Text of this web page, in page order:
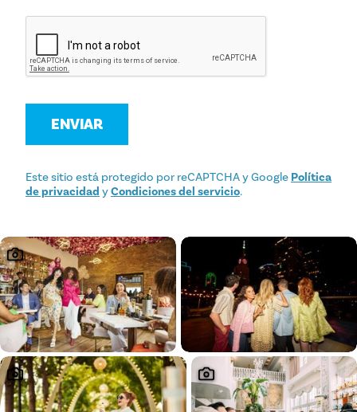
ENVIAR
Este sitio está protegido por reCAPTCHA y Google Política
de privacidad yCondiciones del servicio.